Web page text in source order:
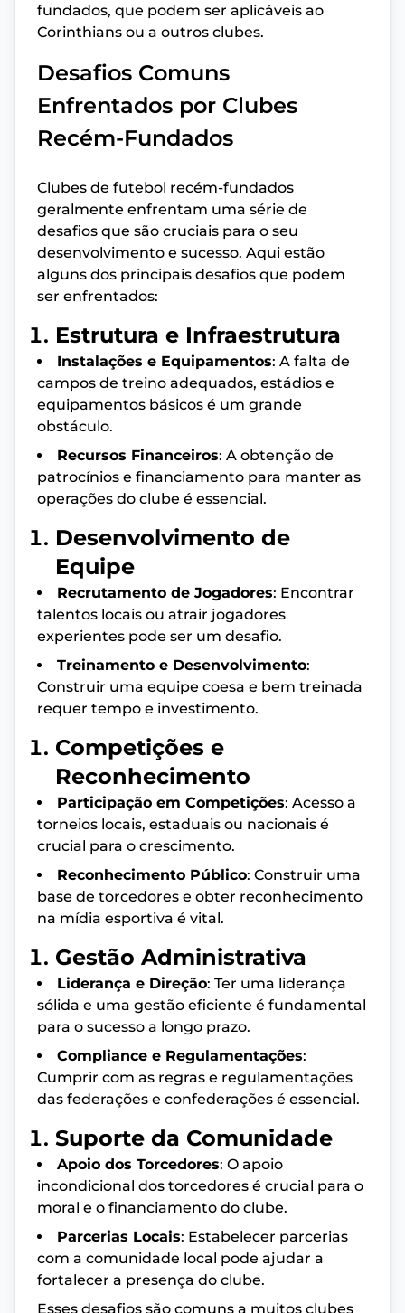
fundados, que podem ser aplicáveis ao
Corinthians ou a outros clubes.
Desafios Comuns
Enfrentados por Clubes
Recém-Fundados
Clubes de futebol recém-fundados
geralmente enfrentam uma série de
desafios que são cruciais para o seu
desenvolvimento e sucesso. Aqui estão
alguns dos principais desafios que podem
ser enfrentados:
Estrutura e Infraestrutura
Instalações e Equipamentos: A falta de
campos de treino adequados, estádios e
equipamentos básicos é um grande
obstáculo.
Recursos Financeiros: A obtenção de
patrocínios e financiamento para manter as
operações do clube é essencial.
Desenvolvimento de
Equipe
Recrutamento de Jogadores: Encontrar
talentos locais ou atrair jogadores
experientes pode ser um desafio.
Treinamento e Desenvolvimento:
Construir uma equipe coesa e bem treinada
requer tempo e investimento.
Competições e
Reconhecimento
Participação em Competições: Acesso a
torneios locais, estaduais ou nacionais é
crucial para o crescimento.
Reconhecimento Público: Construir uma
base de torcedores e obter reconhecimento
na mídia esportiva é vital.
Gestão Administrativa
Liderança e Direção: Ter uma liderança
sólida e uma gestão eficiente é fundamental
para o sucesso a longo prazo.
Compliance e Regulamentações:
Cumprir com as regras e regulamentações
das federações e confederações é essencial.
Suporte da Comunidade
Apoio dos Torcedores: O apoio
incondicional dos torcedores é crucial para o
moral e o financiamento do clube.
Parcerias Locais: Estabelecer parcerias
com a comunidade local pode ajudar a
fortalecer a presença do clube.
Esses desafios são comuns a muitos clubes